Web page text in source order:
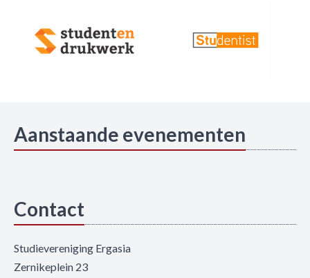
Aanstaande evenementen
Contact
Studievereniging Ergasia
Zernikeplein 23